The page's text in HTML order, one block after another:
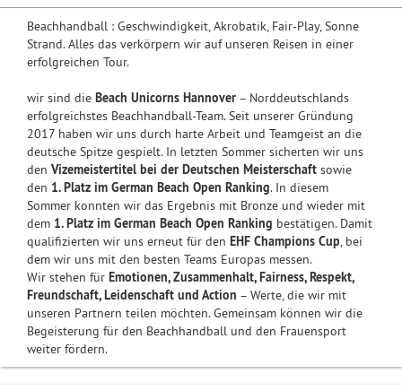
Beachhandball : Geschwindigkeit, Akrobatik, Fair-Play, Sonne
Strand. Alles das verkörpern wir auf unseren Reisen in einer
erfolgreichen Tour.
wir sind die Beach Unicorns Hannover – Norddeutschlands
erfolgreichstes Beachhandball-Team. Seit unserer Gründung
2017 haben wir uns durch harte Arbeit und Teamgeist an die
deutsche Spitze gespielt. In letzten Sommer sicherten wir uns
den Vizemeistertitel bei der Deutschen Meisterschaft sowie
den 1. Platz im German Beach Open Ranking. In diesem
Sommer konnten wir das Ergebnis mit Bronze und wieder mit
dem 1. Platz im German Beach Open Ranking bestätigen. Damit
qualifizierten wir uns erneut für den EHF Champions Cup, bei
dem wir uns mit den besten Teams Europas messen.
Wir stehen für Emotionen, Zusammenhalt, Fairness, Respekt,
Freundschaft, Leidenschaft und Action – Werte, die wir mit
unseren Partnern teilen möchten. Gemeinsam können wir die
Begeisterung für den Beachhandball und den Frauensport
weiter fördern.